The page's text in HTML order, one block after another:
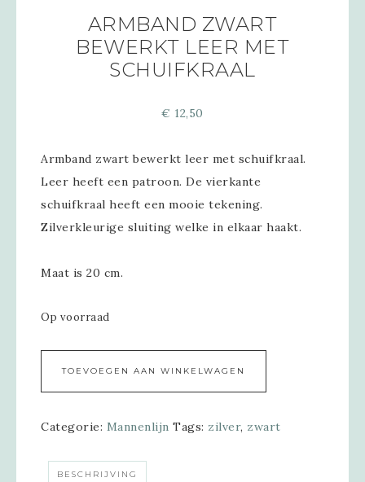
ARMBAND ZWART
BEWERKT LEER MET
SCHUIFKRAAL
€ 12,50
Armband zwart bewerkt leer met schuifkraal.
Leer heeft een patroon. De vierkante
schuifkraal heeft een mooie tekening.
Zilverkleurige sluiting welke in elkaar haakt.
Maat is 20 cm.
Op voorraad
TOEVOEGEN AAN WINKELWAGEN
Categorie: Mannenlijn Tags: zilver, zwart
BESCHRIJVING